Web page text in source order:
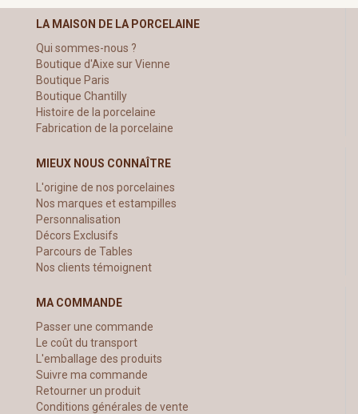
LA MAISON DE LA PORCELAINE
Qui sommes-nous ?
Boutique d'Aixe sur Vienne
Boutique Paris
Boutique Chantilly
Histoire de la porcelaine
Fabrication de la porcelaine
MIEUX NOUS CONNAÎTRE
L'origine de nos porcelaines
Nos marques et estampilles
Personnalisation
Décors Exclusifs
Parcours de Tables
Nos clients témoignent
MA COMMANDE
Passer une commande
Le coût du transport
L'emballage des produits
Suivre ma commande
Retourner un produit
Conditions générales de vente